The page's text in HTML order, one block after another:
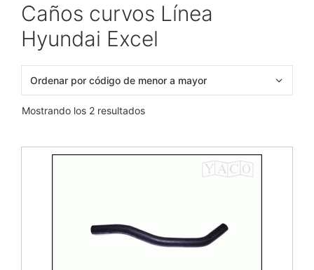
Caños curvos Línea
Hyundai Excel
Mostrando los 2 resultados